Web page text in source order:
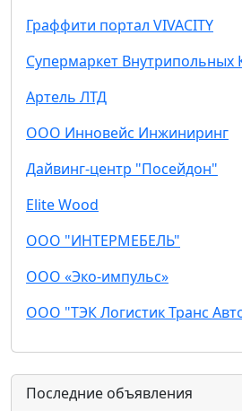
Граффити портал VIVACITY
Супермаркет Внутрипольных
Артель ЛТД
ООО Инновейс Инжиниринг
Дайвинг-центр "Посейдон"
Elite Wood
ООО "ИНТЕРМЕБЕЛЬ"
ООО «Эко-импульс»
ООО "ТЭК Логистик Транс
Последние объявления